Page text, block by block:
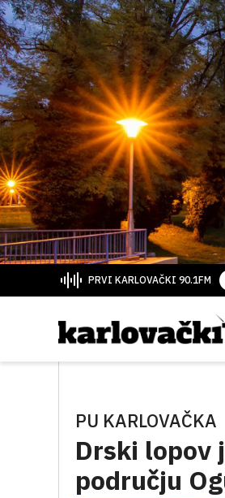
PRVI KARLOVAČKI 90.1FM
PU KARLOVAČKA
Drski lopov
području